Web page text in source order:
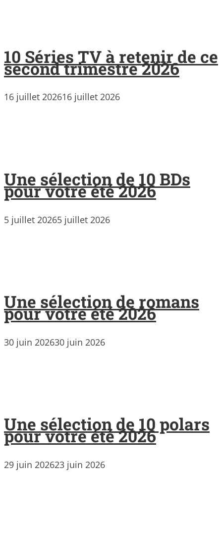
10 Séries TV à retenir de ce
second trimestre 2026
16 juillet 202616 juillet 2026
Une sélection de 10 BDs
pour votre été 2026
5 juillet 20265 juillet 2026
Une sélection de romans
pour votre été 2026
30 juin 202630 juin 2026
Une sélection de 10 polars
pour votre été 2026
29 juin 202623 juin 2026